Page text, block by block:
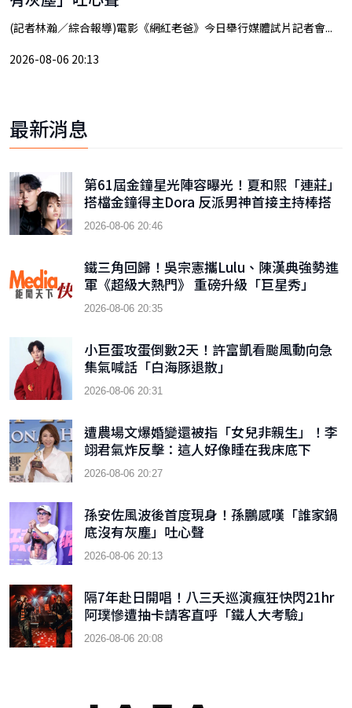
(記者林瀚／綜合報導)電影《網紅老爸》今日舉行媒體試片記者會...
2026-08-06 20:13
最新消息
第61屆金鐘星光陣容曝光！夏和熙「連莊」
搭檔金鐘得主Dora 反派男神首接主持棒搭
檔木木
2026-08-06 20:46
鐵三角回歸！吳宗憲攜Lulu、陳漢典強勢進
軍《超級大熱門》 重磅升級「巨星秀」
2026-08-06 20:35
小巨蛋攻蛋倒數2天！許富凱看颱風動向急
集氣喊話「白海豚退散」
2026-08-06 20:31
遭農場文爆婚變還被指「女兒非親生」！李
翊君氣炸反擊：這人好像睡在我床底下
2026-08-06 20:27
孫安佐風波後首度現身！孫鵬感嘆「誰家鍋
底沒有灰塵」吐心聲
2026-08-06 20:13
隔7年赴日開唱！八三夭巡演瘋狂快閃21hr
阿璞慘遭抽卡請客直呼「鐵人大考驗」
2026-08-06 20:08